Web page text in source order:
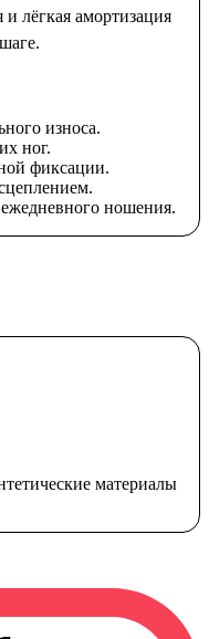
лёгкая амортизация
износа.
ног.
фиксации.
ношения.
материалы